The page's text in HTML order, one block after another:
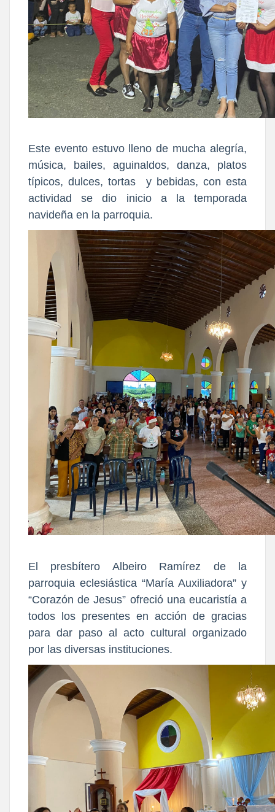
Este evento estuvo lleno de mucha alegría,
música, bailes, aguinaldos, danza, platos
típicos, dulces, tortas y bebidas, con esta
actividad se dio inicio a la temporada
navideña en la parroquia.
El presbítero Albeiro Ramírez de la
parroquia eclesiástica “María Auxiliadora” y
“Corazón de Jesus” ofreció una eucaristía a
todos los presentes en acción de gracias
para dar paso al acto cultural organizado
por las diversas instituciones.